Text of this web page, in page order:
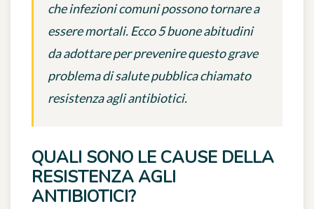
che infezioni comuni possono tornare a
essere mortali. Ecco 5 buone abitudini
da adottare per prevenire questo grave
problema di salute pubblica chiamato
resistenza agli antibiotici.
QUALI SONO LE CAUSE DELLA
RESISTENZA AGLI
ANTIBIOTICI?